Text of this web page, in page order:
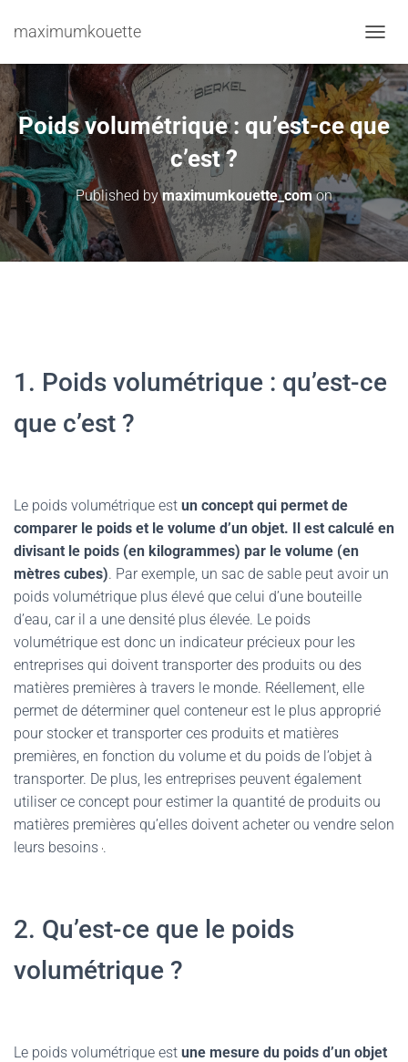
maximumkouette
Poids volumétrique : qu’est-ce que
c’est ?
Published bymaximumkouette_comon
1. Poids volumétrique : qu’est-ce
que c’est ?
Le poids volumétrique est un concept qui permet de
comparer le poids et le volume d’un objet. Il est calculé en
divisant le poids (en kilogrammes) par le volume (en
mètres cubes). Par exemple, un sac de sable peut avoir un
poids volumétrique plus élevé que celui d’une bouteille
d’eau, car il a une densité plus élevée. Le poids
volumétrique est donc un indicateur précieux pour les
entreprises qui doivent transporter des produits ou des
matières premières à travers le monde. Réellement, elle
permet de déterminer quel conteneur est le plus approprié
pour stocker et transporter ces produits et matières
premières, en fonction du volume et du poids de l’objet à
transporter. De plus, les entreprises peuvent également
utiliser ce concept pour estimer la quantité de produits ou
matières premières qu’elles doivent acheter ou vendre selon
leurs besoins .
2. Qu’est-ce que le poids
volumétrique ?
Le poids volumétrique est une mesure du poids d’un objet